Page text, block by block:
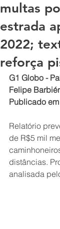
multas
estrada
2022;
reforça
G1 Globo -
Felipe
Publicado
Relatório
de R$5 mil
distâncias.
analisada